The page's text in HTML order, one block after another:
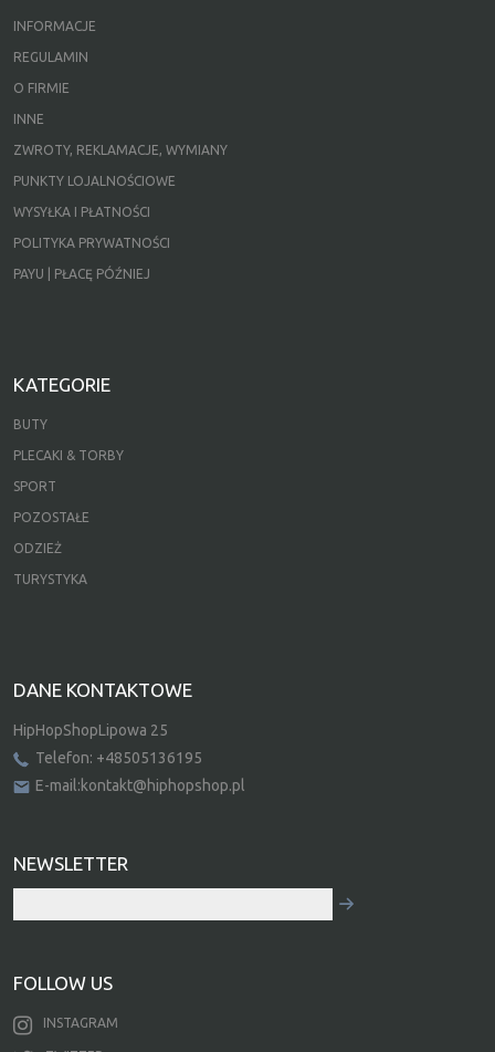
INFORMACJE
REGULAMIN
O FIRMIE
INNE
ZWROTY, REKLAMACJE, WYMIANY
PUNKTY LOJALNOŚCIOWE
WYSYŁKA I PŁATNOŚCI
POLITYKA PRYWATNOŚCI
PAYU | PŁACĘ PÓŹNIEJ
KATEGORIE
BUTY
PLECAKI & TORBY
SPORT
POZOSTAŁE
ODZIEŻ
TURYSTYKA
DANE KONTAKTOWE
HipHopShopLipowa 25
Telefon: +48505136195
E-mail:kontakt@hiphopshop.pl
NEWSLETTER
FOLLOW US
INSTAGRAM